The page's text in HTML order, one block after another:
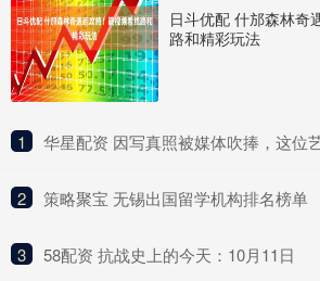
日斗优配 什邡森林奇
路和精彩玩法
1 华星配资 因写真照被媒体吹捧，这位艺术女博主
2 ​策略聚宝 无锡出国留学机构排名榜单
3 ​58配资 抗战史上的今天：10月11日